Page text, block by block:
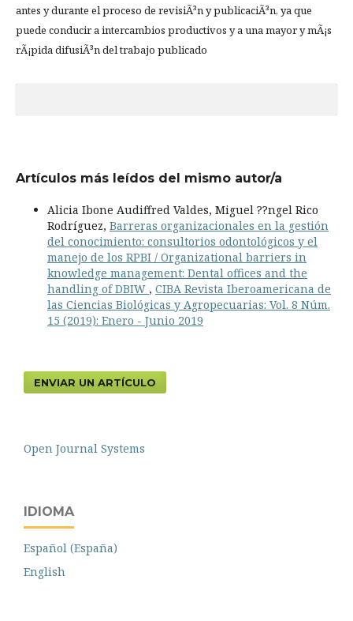
antes y durante el proceso de revisiÃ³n y publicaciÃ³n, ya que
puede conducir a intercambios productivos y a una mayor y mÃ¡s
rÃ¡pida difusiÃ³n del trabajo publicado
Artículos más leídos del mismo autor/a
Alicia Ibone Audiffred Valdes, Miguel ??ngel Rico
Rodríguez, Barreras organizacionales en la gestión
del conocimiento: consultorios odontológicos y el
manejo de los RPBI / Organizational barriers in
knowledge management: Dental offices and the
handling of DBIW , CIBA Revista Iberoamericana de
las Ciencias Biológicas y Agropecuarias: Vol. 8 Núm.
15 (2019): Enero - Junio 2019
ENVIAR UN ARTÍCULO
Open Journal Systems
IDIOMA
Español (España)
English